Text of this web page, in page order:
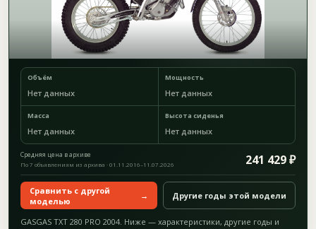
Объём
Нет данных
Мощность
Нет данных
Масса
Нет данных
Высота сиденья
Нет данных
Средняя цена в архиве 241 429 ₽
По 7 объявлениям из архива · 01.11.2016–11.07.2026
Сравнить с другой
моделью
→ Другие годы этой модели
GASGAS TXT 280 PRO 2004. Ниже — характеристики, другие годы и